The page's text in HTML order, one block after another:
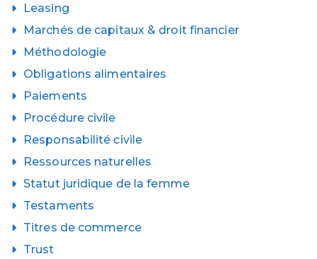
Leasing
Marchés de capitaux & droit financier
Méthodologie
Obligations alimentaires
Paiements
Procédure civile
Responsabilité civile
Ressources naturelles
Statut juridique de la femme
Testaments
Titres de commerce
Trust